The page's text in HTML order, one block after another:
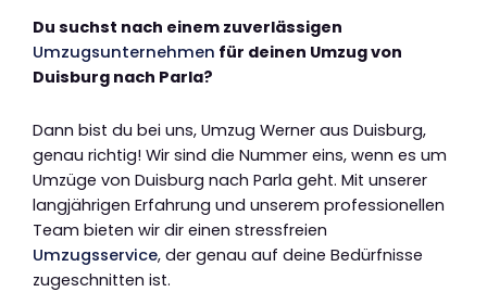
Du suchst nach einem zuverlässigen
Umzugsunternehmen für deinen Umzug von
Duisburg nach Parla?
Dann bist du bei uns, Umzug Werner aus Duisburg,
genau richtig! Wir sind die Nummer eins, wenn es um
Umzüge von Duisburg nach Parla geht. Mit unserer
langjährigen Erfahrung und unserem professionellen
Team bieten wir dir einen stressfreien
Umzugsservice, der genau auf deine Bedürfnisse
zugeschnitten ist.